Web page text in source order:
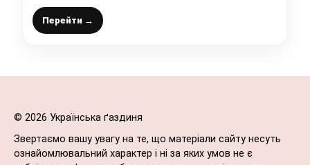
Перейти →
© 2026 Українська ґаздиня
Звертаємо вашу увагу на те, що матеріали сайту несуть
ознайомлювальний характер і ні за яких умов не є